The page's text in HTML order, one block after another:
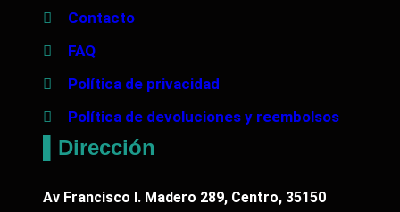
Contacto
FAQ
Política de privacidad
Política de devoluciones y reembolsos
▌Dirección
Av Francisco I. Madero 289, Centro, 35150